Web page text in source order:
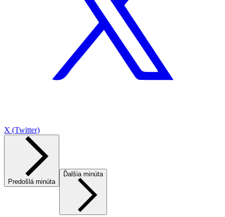
X (Twitter)
Predošlá minúta
Ďalšia minúta